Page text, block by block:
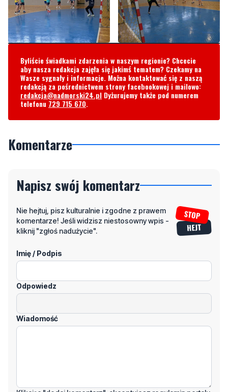
Byliście świadkami zdarzenia w naszym regionie? Chcecie
aby nasza redakcja zajęła się jakimś tematem? Czekamy na
Wasze sygnały i informacje. Można kontaktować się z naszą
redakcją za pośrednictwem strony facebookowej i mailowo:
redakcja@nadmorski24.pl Dyżurujemy także pod numerem
telefonu 729 715 670.
Komentarze
Napisz swój komentarz
Nie hejtuj, pisz kulturalnie i zgodne z prawem
komentarze! Jeśli widzisz niestosowny wpis -
kliknij "zgłoś nadużycie".
Imię / Podpis
Odpowiedz
Wiadomość